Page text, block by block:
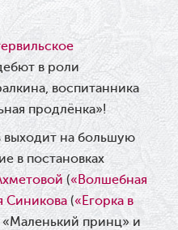
в роли
воспитанника
продлёнка»!
выходит на большую
в постановках
(«Волшебная
Синикова(«Егорка в
«Маленький принц» и